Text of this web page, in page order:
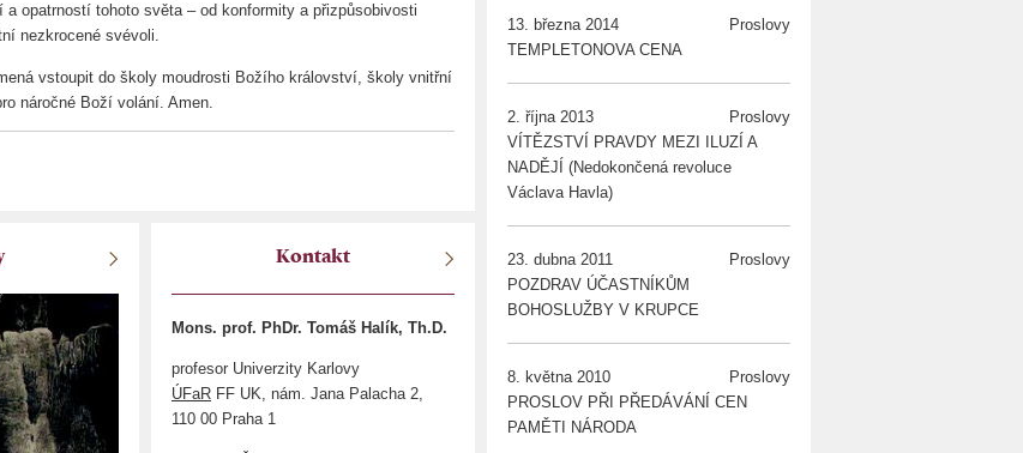
opatrností tohoto světa – od konformity a přizpůsobivosti
nezkrocené svévoli.
vstoupit do školy moudrosti Božího království, školy vnitřní
náročné Boží volání. Amen.
13. března 2014
Proslovy
TEMPLETONOVA CENA
2. října 2013
Proslovy
VÍTĚZSTVÍ PRAVDY MEZI ILUZÍ A
NADĚJÍ (Nedokončená revoluce
Václava Havla)
23. dubna 2011
Proslovy
POZDRAV ÚČASTNÍKŮM
BOHOSLUŽBY V KRUPCE
8. května 2010
Proslovy
PROSLOV PŘI PŘEDÁVÁNÍ CEN
PAMĚTI NÁRODA
Kontakt
Mons. prof. PhDr. Tomáš Halík, Th.D.
profesor Univerzity Karlovy
ÚFaR FF UK, nám. Jana Palacha 2,
110 00 Praha 1